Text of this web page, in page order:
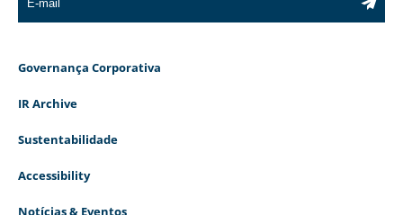
Governança Corporativa
IR Archive
Sustentabilidade
Accessibility
Notícias & Eventos